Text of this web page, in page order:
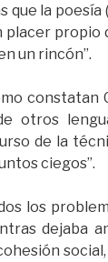
la
propio
un rincón”.
otros
de la
ciegos”.
los
dejaba